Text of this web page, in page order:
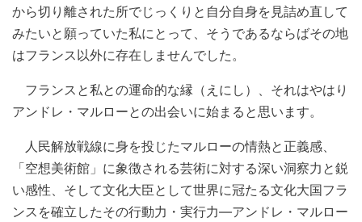
から切り離された所でじっくりと自分自身を見詰め直して
みたいと願っていた私にとって、そうであるならばその地
はフランス以外に存在しませんでした。
フランスと私との運命的な縁（えにし）、それはやはり
アンドレ・マルローとの出会いに始まると思います。
人民解放戦線に身を投じたマルローの情熱と正義感、
「空想美術館」に象徴される芸術に対する深い洞察力と鋭
い感性、そして文化大臣として世界に冠たる文化大国フラ
ンスを確立したその行動力・実行力―アンドレ・マルロー